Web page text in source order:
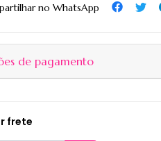
no WhatsApp
de pagamento
frete